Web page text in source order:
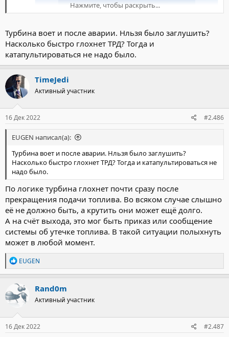
Нажмите, чтобы раскрыть...
Турбина воет и после аварии. Нльзя было заглушить?
Насколько быстро глохнет ТРД? Тогда и
катапультироваться не надо было.
TimeJedi
Активный участник
16 Дек 2022 #2.486
EUGEN написал(а):
Турбина воет и после аварии. Нльзя было заглушить?
Насколько быстро глохнет ТРД? Тогда и катапультироваться не
надо было.
По логике турбина глохнет почти сразу после
прекращения подачи топлива. Во всяком случае слышно
её не должно быть, а крутить они может ещё долго.
А на счёт выхода, это мог быть приказ или сообщение
системы об утечке топлива. В такой ситуации полыхнуть
может в любой момент.
Р
е
а
к
ц
и
:
EUGEN
Rand0m
Активный участник
16 Дек 2022 #2.487